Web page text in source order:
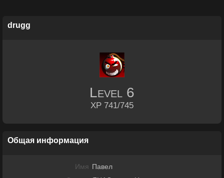
drugg
Level 6
XP 741/745
Общая информация
Имя Павел